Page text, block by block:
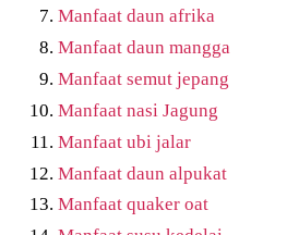
Manfaat daun afrika
Manfaat daun mangga
Manfaat semut jepang
Manfaat nasi Jagung
Manfaat ubi jalar
Manfaat daun alpukat
Manfaat quaker oat